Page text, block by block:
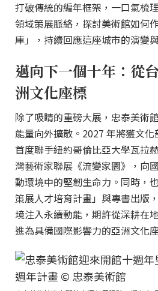
打破傳統的編年框架，一口氣梳
領域策展脈絡，探討美術館如何
庫」，持續回應這座城市的演變
邁向下一個十年：從
洲文化座標
除了吸睛的重磅大展，忠泰美術
能量向外擴散。2027 年將獲文化
首度聯手紐約哥倫比亞大學瓦拉
灣藝術家聯展《流變家園》，向
動環境中的堅韌生命力。同時，
策展人才培育計畫」與專書出版
境注入永續動能，期許從深耕在
進為具備國際影響力的亞洲文化